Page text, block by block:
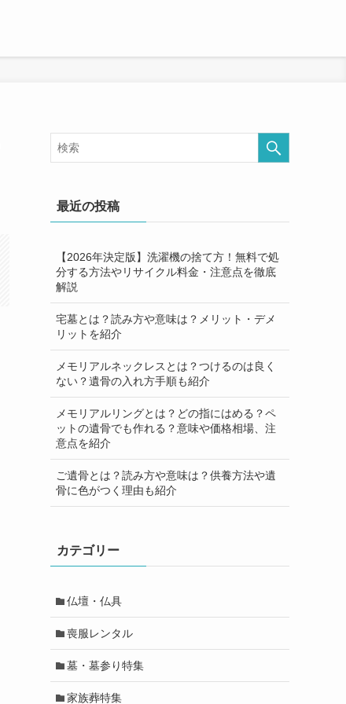
最近の投稿
【2026年決定版】洗濯機の捨て方！無料で処
分する方法やリサイクル料金・注意点を徹底
解説
宅墓とは？読み方や意味は？メリット・デメ
リットを紹介
メモリアルネックレスとは？つけるのは良く
ない？遺骨の入れ方手順も紹介
メモリアルリングとは？どの指にはめる？ペ
ットの遺骨でも作れる？意味や価格相場、注
意点を紹介
ご遺骨とは？読み方や意味は？供養方法や遺
骨に色がつく理由も紹介
カテゴリー
仏壇・仏具
喪服レンタル
墓・墓参り特集
家族葬特集